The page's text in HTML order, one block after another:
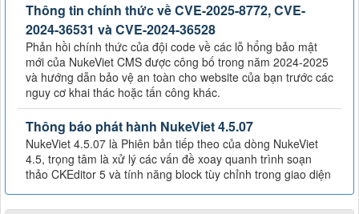
Thông tin chính thức về CVE-2025-8772, CVE-
2024-36531 và CVE-2024-36528
Phản hồi chính thức của đội code về các lỗ hổng bảo mật
mới của NukeViet CMS được công bố trong năm 2024-2025
và hướng dẫn bảo vệ an toàn cho website của bạn trước các
nguy cơ khai thác hoặc tấn công khác.
Thông báo phát hành NukeViet 4.5.07
NukeViet 4.5.07 là Phiên bản tiếp theo của dòng NukeViet
4.5, trọng tâm là xử lý các vấn đề xoay quanh trình soạn
thảo CKEditor 5 và tính năng block tùy chỉnh trong giao diện